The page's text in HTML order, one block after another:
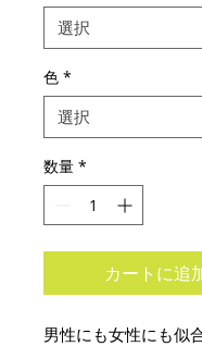
色 *
数量 *
カートに追
男性にも女性にも似